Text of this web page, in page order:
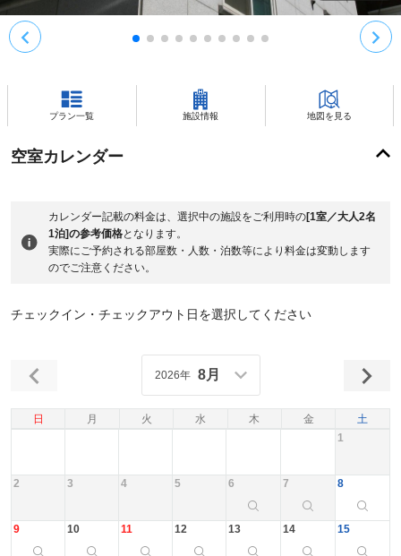
プラン一覧 施設情報 地図を見る
空室カレンダー
カレンダー記載の料金は、選択中の施設をご利用時の[1室／大人2名
1泊]の参考価格となります。
実際にご予約される部屋数・人数・泊数等により料金は変動します
のでご注意ください。
チェックイン・チェックアウト日を選択してください
日 月 火 水 木 金 土
2026年 8月
1
2 3 4 5 6 7 8
9 10 11 12 13 14 15